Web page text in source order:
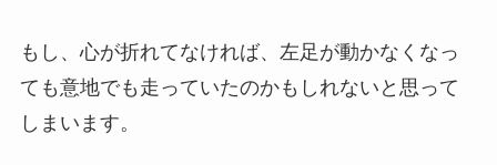
もし、心が折れてなければ、左足が動かなくなっ
ても意地でも走っていたのかもしれないと思って
しまいます。